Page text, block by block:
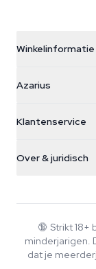
Winkelinformatie
Galvaniweg 11
Nederland
+31(0)204897914
Azarius
Smokeshop
Klantenservice
Retourbeleid
Veelgestelde
Privacybeleid
Over & juridisch
Wiki
Schrijvers
🔞 Strikt 18+
minderjarigen.
dat je